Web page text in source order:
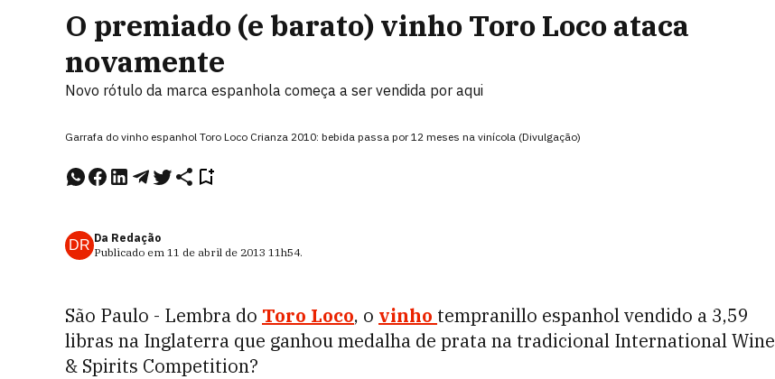
O premiado (e barato) vinho Toro Loco ataca
novamente
Novo rótulo da marca espanhola começa a ser vendida por aqui
Garrafa do vinho espanhol Toro Loco Crianza 2010: bebida passa por 12 meses na vinícola (Divulgação)
DR Da Redação
Publicado em 11 de abril de 2013 11h54.
São Paulo - Lembra do Toro Loco, o vinho tempranillo espanhol vendido a 3,59
libras na Inglaterra que ganhou medalha de prata na tradicional International Wine
& Spirits Competition?